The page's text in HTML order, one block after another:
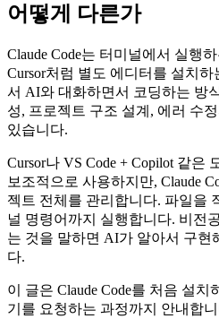
어떻게 다른가
Claude Code는 터미널에서 실행
Cursor처럼 별도 에디터를 설치
서 AI와 대화하면서 코딩하는 방
성, 프로젝트 구조 설계, 에러 수
있습니다.
Cursor나 VS Code + Copilot 같은
보조적으로 사용하지만, Claude
젝트 전체를 관리합니다. 파일을
널 명령어까지 실행합니다. 비전
는 것을 말하면 AI가 알아서 구현
다.
이 글은 Claude Code를 처음 설
기를 요청하는 과정까지 안내합